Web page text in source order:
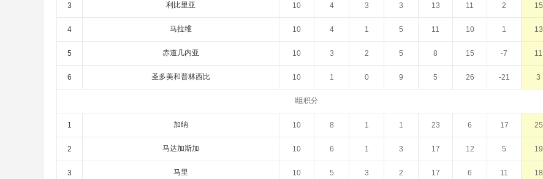
3 利比里亚 10 4 3 3 13 11 2 15
4 马拉维 10 4 1 5 11 10 1 13
5 赤道几内亚 10 3 2 5 8 15 -7 11
6 圣多美和普林西比 10 1 0 9 5 26 -21 3
I组积分
1 加纳 10 8 1 1 23 6 17 25
2 马达加斯加 10 6 1 3 17 12 5 19
3 马里 10 5 3 2 17 6 11 18